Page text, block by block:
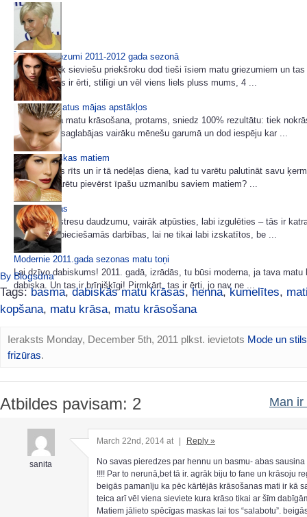
Īsi matu griezumi 2011-2012 gada sezonā
Arvien vairāk sieviešu priekšroku dod tieši īsiem matu griezumiem un
brīnums. Tas ir ērti, stilīgi un vēl viens liels pluss mums, 4 ...
Kā krāsot matus mājas apstākļos
Profesionāla matu krāsošana, protams, sniedz 100% rezultātu: tiek
mati, krāsa saglabājas vairāku mēnešu garumā un dod iespēju kar ...
Sinepju maskas matiem
Ir sestdienas rīts un ir tā nedēļas diena, kad tu varētu palutināt savu
šodien tu varētu pievērst īpašu uzmanību saviem matiem? ...
Matu maskas
Samazināt stresu daudzumu, vairāk atpūsties, labi izgulēties – tās ir
zināmas nepieciešamās darbības, lai ne tikai labi izskatītos, be ...
Modernie 2011.gada sezonas matu toņi
Lai dzīvo dabiskums! 2011. gadā, izrādās, tu būsi moderna, ja tava matu
dabiska. Un tas ir brīnišķīgi! Pirmkārt, tas ir ērti, jo nav ne ...
By Blogsdna
Tags:basma,dabiskās matu krāsas,henna,kumelītes,
kopšana, matu krāsa, matu krāsošana
Ieraksts Monday, December 5th, 2011 plkst. ievietots Mode un stils
frizūras.
Atbildes pavisam: 2 Man ir
sanita
March 22nd, 2014 at | Reply »
No savas pieredzes par hennu un basmu- abas sausina
!!!! Par to nerunā,bet tā ir. agrāk biju to fane un krāsoju
beigās pamanīju ka pēc kārtējās krāsošanas mati ir kā
teica arī vēl viena sieviete kura krāso tikai ar šīm
Matiem jālieto spēcīgas maskas lai tos “salabotu”.